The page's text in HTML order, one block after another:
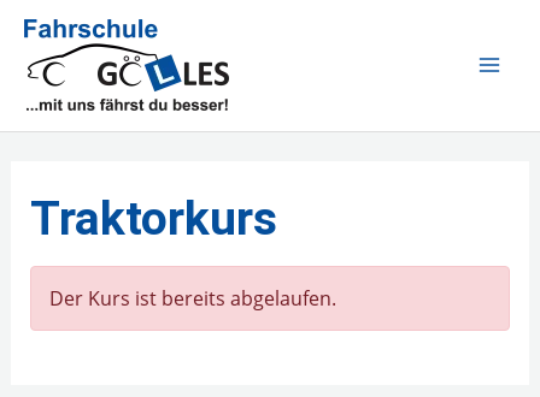
Zum
Inhalt
springen
Traktorkurs
Der Kurs ist bereits abgelaufen.